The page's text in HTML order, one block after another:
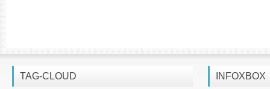
TAG-CLOUD INFOXBOX